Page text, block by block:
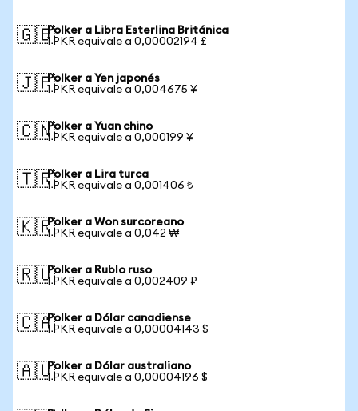
🇬🇧Polker a Libra Esterlina Británica
1 PKR equivale a 0,00002194 £
🇯🇵Polker a Yen japonés
1 PKR equivale a 0,004675 ¥
🇨🇳Polker a Yuan chino
1 PKR equivale a 0,000199 ¥
🇹🇷Polker a Lira turca
1 PKR equivale a 0,001406 ₺
🇰🇷Polker a Won surcoreano
1 PKR equivale a 0,042 ₩
🇷🇺Polker a Rublo ruso
1 PKR equivale a 0,002409 ₽
🇨🇦Polker a Dólar canadiense
1 PKR equivale a 0,00004143 $
🇦🇺Polker a Dólar australiano
1 PKR equivale a 0,00004196 $